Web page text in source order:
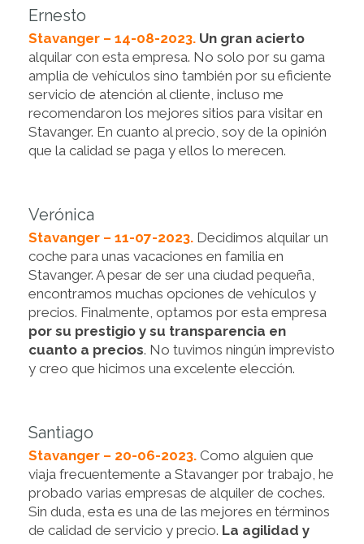
Ernesto
Stavanger – 14-08-2023. Un gran acierto
alquilar con esta empresa. No solo por su gama
amplia de vehículos sino también por su eficiente
servicio de atención al cliente, incluso me
recomendaron los mejores sitios para visitar en
Stavanger. En cuanto al precio, soy de la opinión
que la calidad se paga y ellos lo merecen.
Verónica
Stavanger – 11-07-2023. Decidimos alquilar un
coche para unas vacaciones en familia en
Stavanger. A pesar de ser una ciudad pequeña,
encontramos muchas opciones de vehículos y
precios. Finalmente, optamos por esta empresa
por su prestigio y su transparencia en
cuanto a precios. No tuvimos ningún imprevisto
y creo que hicimos una excelente elección.
Santiago
Stavanger – 20-06-2023. Como alguien que
viaja frecuentemente a Stavanger por trabajo, he
probado varias empresas de alquiler de coches.
Sin duda, esta es una de las mejores en términos
de calidad de servicio y precio. La agilidad y